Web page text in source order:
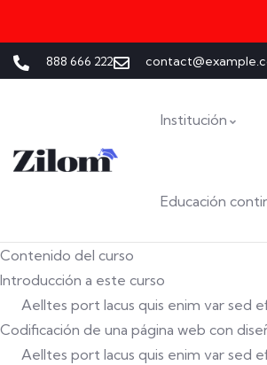
888 666 222
Institución
Educación
Contenido del curso
Introducción a este curso
Aelltes port lacus quis enim var sed
Codificación de una página web con
Aelltes port lacus quis enim var sed